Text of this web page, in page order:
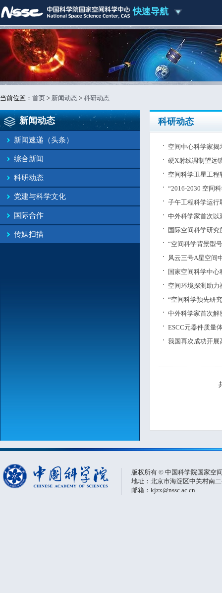
快速导航
当前位置： 首页 > 新闻动态 > 科研动态
新闻动态
新闻速递（头条）
综合新闻
科研动态
党建与科学文化
国际合作
传媒扫描
科研动态
空间中心科学家
硬X射线调制望远
空间科学卫星工
“2016-2030 空间
子午工程科学运行
中外科学家首次以
国际空间科学研究
“空间科学背景型
风云三号A星空间
国家空间科学中
空间环境探测助
“空间科学预先研
中外科学家首次解
ESCC元器件质量
我国再次成功开展
版权所有 © 中国科学院国家空
地址：北京市海淀区中关村南
邮箱：kjzx@nssc.ac.cn